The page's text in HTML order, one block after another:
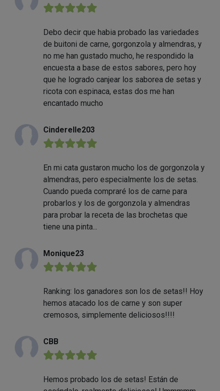
★★★★★
Debo decir que habia probado las variedades
de buitoni de carne, gorgonzola y almendras, y
no me han gustado mucho, he respondido la
encuesta a base de estos sabores, pero hoy
que he logrado canjear los saborea de setas y
ricota con espinaca, estas dos me han
encantado mucho
Cinderelle203
★★★★★
En mi cata gustaron mucho los de gorgonzola y
almendras, pero especialmente los de setas.
Cuando pueda compraré los de carne para
probarlos y los de gorgonzola y almendras
para probar la receta de las brochetas que
tiene una pinta...
Monique23
★★★★★
Ranking: los ganadores son los de setas!! Hoy
hemos atacado los de carne y son super
cremosos, simplemente deliciosos!!!!
CBB
★★★★★
Hemos probado los de setas! Están de